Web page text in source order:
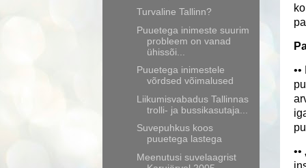
Turvaline Tallinn?
Puuetega inimeste suurim
probleem on vanad
ühissõi...
Puuetega inimestele
võrdsed võimalused
Liikumisvabadus Tallinnas
trolli- ja bussikasutaja...
Suvepuhkus koos
puuetega lastega
Meenutusi suvelaagrist